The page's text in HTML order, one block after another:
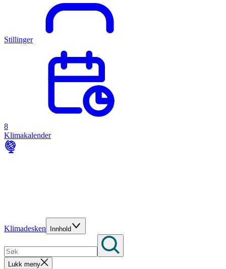
Stillinger
8
Klimakalender
Klimadesken Innhold
Lukk meny